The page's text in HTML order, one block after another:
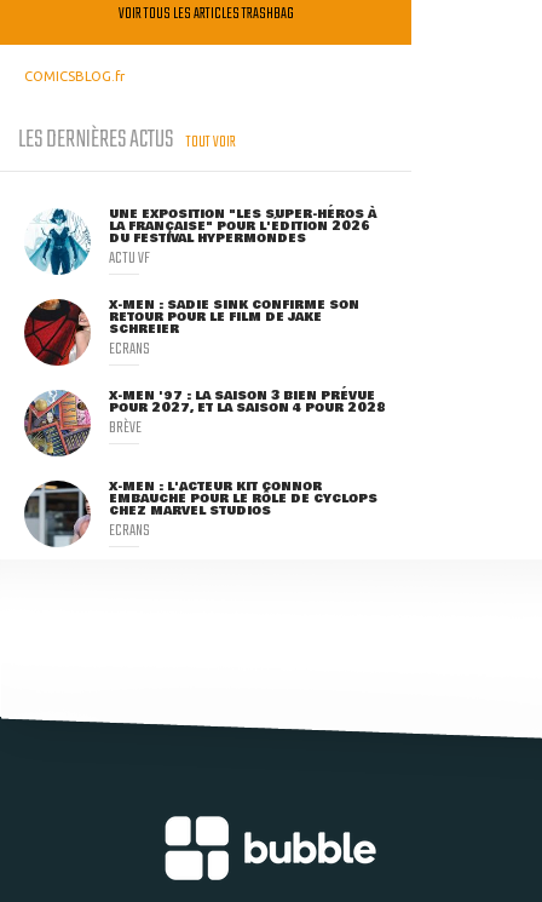
VOIR TOUS LES ARTICLES TRASHBAG
COMICSBLOG.fr
LES DERNIÈRES ACTUS TOUT VOIR
UNE EXPOSITION "LES SUPER-HÉROS À
LA FRANÇAISE" POUR L'ÉDITION 2026
DU FESTIVAL HYPERMONDES
ACTU VF
X-MEN : SADIE SINK CONFIRME SON
RETOUR POUR LE FILM DE JAKE
SCHREIER
ECRANS
X-MEN '97 : LA SAISON 3 BIEN PRÉVUE
POUR 2027, ET LA SAISON 4 POUR 2028
BRÈVE
X-MEN : L'ACTEUR KIT CONNOR
EMBAUCHÉ POUR LE RÔLE DE CYCLOPS
CHEZ MARVEL STUDIOS
ECRANS